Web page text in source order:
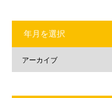
年月を選択